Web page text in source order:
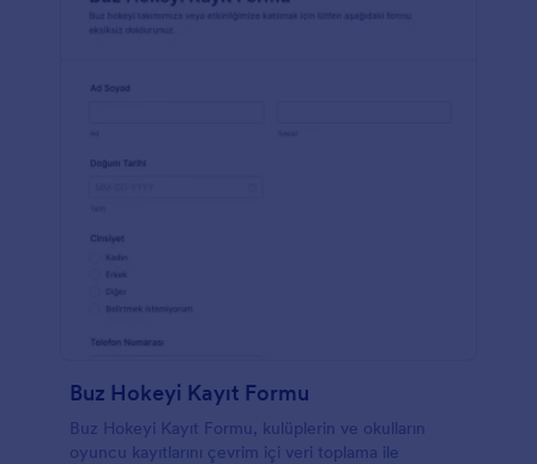
Buz Hokeyi Kayıt Formu
Buz Hokeyi Kayıt Formu, kulüplerin ve okulların
oyuncu kayıtlarını çevrim içi veri toplama ile